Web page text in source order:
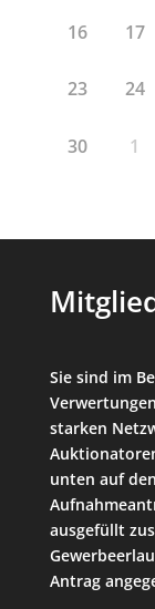
16 17
23 24
30 1
Sie sind im
starken
unten auf
ausgefüllt
Antrag